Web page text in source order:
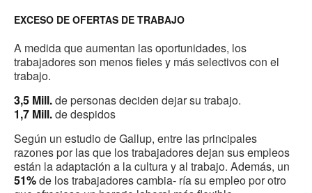
EXCESO DE OFERTAS DE TRABAJO
A medida que aumentan las oportunidades, los
trabajadores son menos fieles y más selectivos con el
trabajo.
3,5 Mill.de personas deciden dejar su trabajo.
1,7 Mill.de despidos
Según un estudio de Gallup, entre las principales
razones por las que los trabajadores dejan sus empleos
están la adaptación a la cultura y al trabajo. Además, un
51%de los trabajadores cambia- ría su empleo por otro